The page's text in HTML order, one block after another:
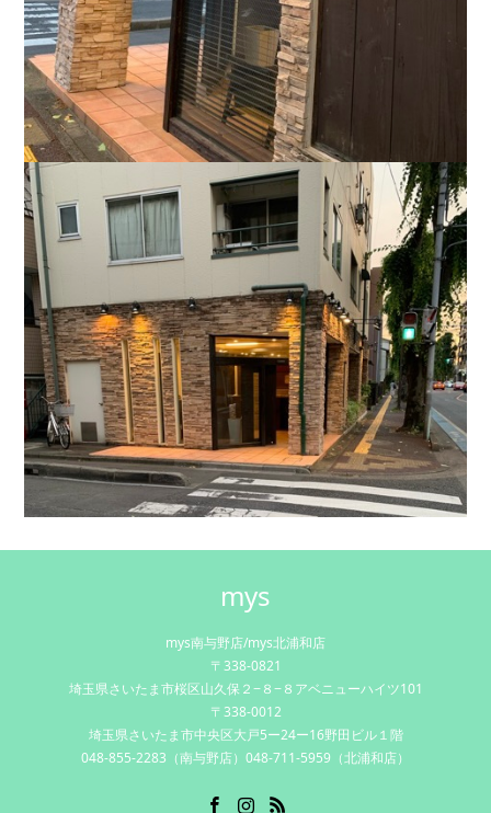
mys
mys南与野店/mys北浦和店
〒338-0821
埼玉県さいたま市桜区山久保２−８−８アベニューハイツ101
〒338-0012
埼玉県さいたま市中央区大戸5ー24ー16野田ビル１階
048-855-2283（南与野店）048-711-5959（北浦和店）